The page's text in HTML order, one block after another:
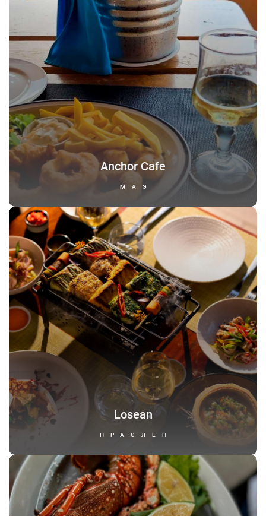
Anchor Cafe
МАЭ
Losean
ПРАСЛЕН